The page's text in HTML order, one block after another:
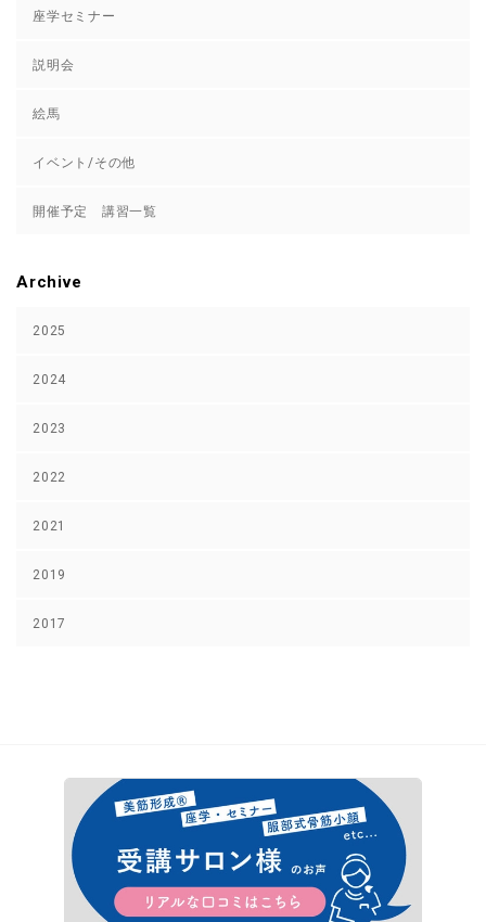
座学セミナー
説明会
絵馬
イベント/その他
開催予定 講習一覧
Archive
2025
2024
2023
2022
2021
2019
2017